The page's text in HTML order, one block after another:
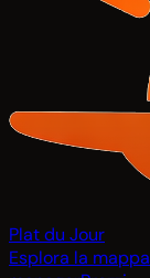
Plat du Jour
Esplora la mappa